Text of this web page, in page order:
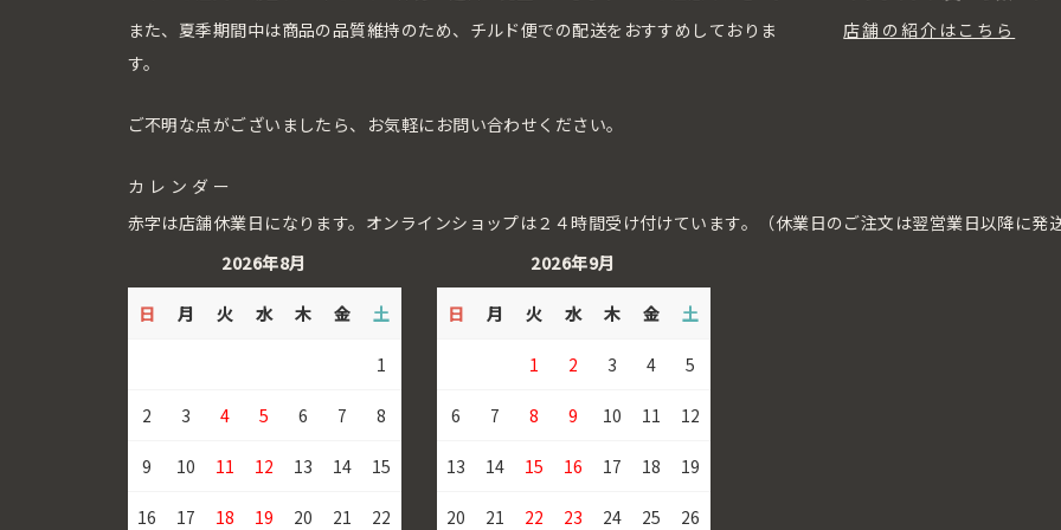
また、夏季期間中は商品の品質維持のため、チルド便での配送をおすすめしておりま
す。
ご不明な点がございましたら、お気軽にお問い合わせください。
店舗の紹介はこちら
カレンダー
赤字は店舗休業日になります。オンラインショップは２４時間受け付けています。（休業日のご注文は翌営業日以降に発
2026年8月
日 月 火 水 木 金 土
1
2 3 4 5 6 7 8
9 10 11 12 13 14 15
16 17 18 19 20 21 22
2026年9月
日 月 火 水 木 金 土
1 2 3 4 5
6 7 8 9 10 11 12
13 14 15 16 17 18 19
20 21 22 23 24 25 26